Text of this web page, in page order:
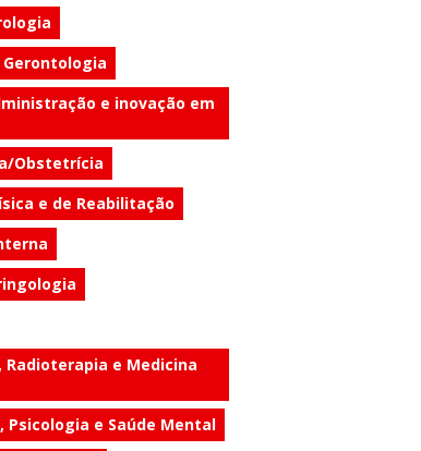
e inovação em
Obstetrícia
e de Reabilitação
Radioterapia e Medicina
Psicologia e Saúde Mental